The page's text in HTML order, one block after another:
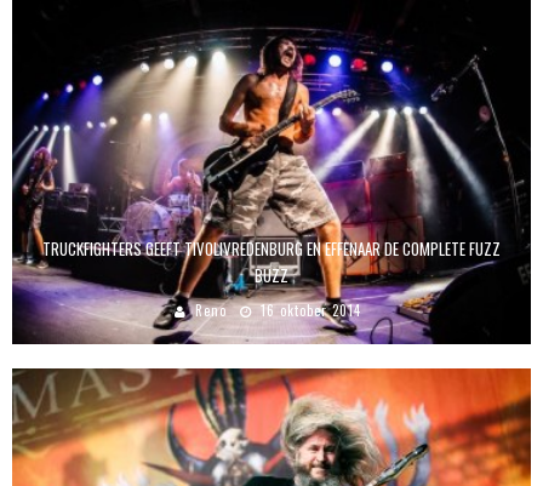
TRUCKFIGHTERS GEEFT TIVOLIVREDENBURG EN EFFENAAR DE COMPLETE FUZZ
BUZZ
Reno 16 oktober 2014